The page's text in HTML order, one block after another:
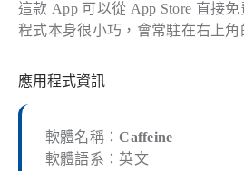
這款 App 可以從 App Store 直接免
程式本身很小巧，會常駐在右上角
應用程式資訊
軟體名稱：Caffeine
軟體語系：英文